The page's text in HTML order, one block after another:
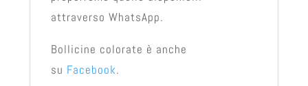
attraverso WhatsApp.
Bollicine colorate è anche
su Facebook.